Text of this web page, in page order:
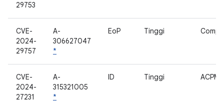
29753
CVE-
2024-
29757
A-
306627047
*
EoP Tinggi
CVE-
2024-
27231
A-
315321005
*
ID Tinggi ACPM